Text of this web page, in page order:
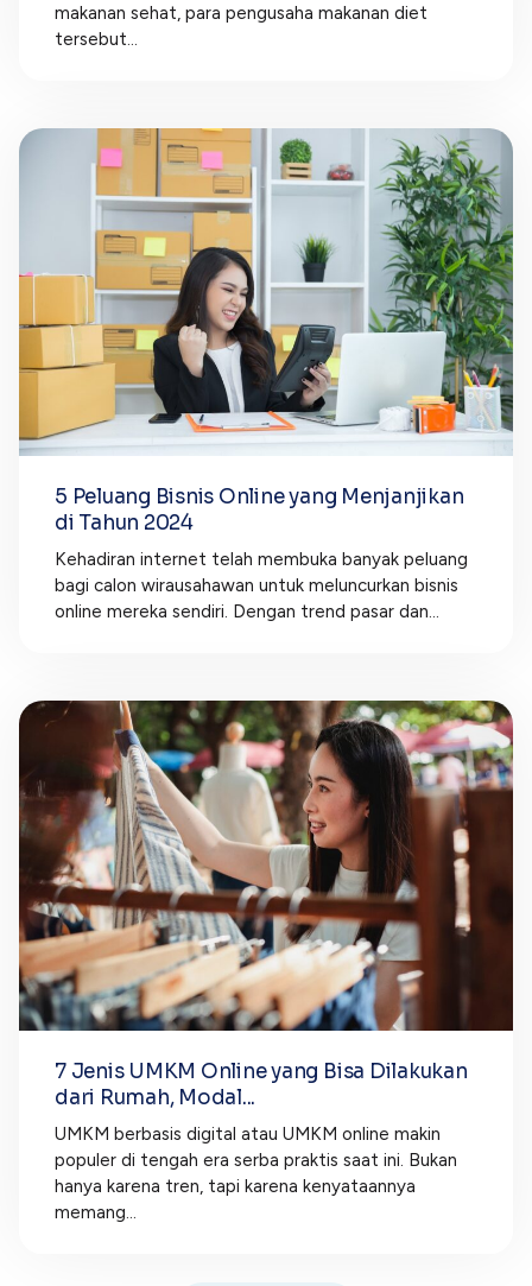
makanan sehat, para pengusaha makanan diet
tersebut...
5 Peluang Bisnis Online yang Menjanjikan
di Tahun 2024
Kehadiran internet telah membuka banyak peluang
bagi calon wirausahawan untuk meluncurkan bisnis
online mereka sendiri. Dengan trend pasar dan...
7 Jenis UMKM Online yang Bisa Dilakukan
dari Rumah, Modal...
UMKM berbasis digital atau UMKM online makin
populer di tengah era serba praktis saat ini. Bukan
hanya karena tren, tapi karena kenyataannya
memang...